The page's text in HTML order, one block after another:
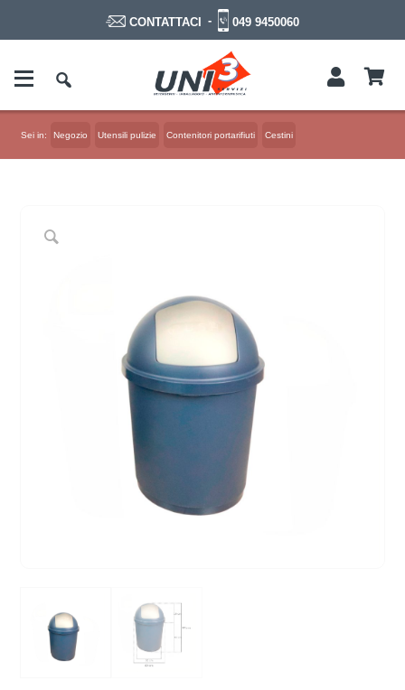
CONTATTACI - 049 9450060
Sei in: Negozio Utensili pulizie Contenitori portarifiuti Cestini